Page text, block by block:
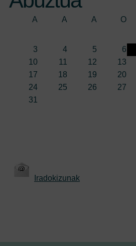
A A A O
3
4 5 6
10
11 12 13
17
18 19 20
24
25 26 27
31
Iradokizunak